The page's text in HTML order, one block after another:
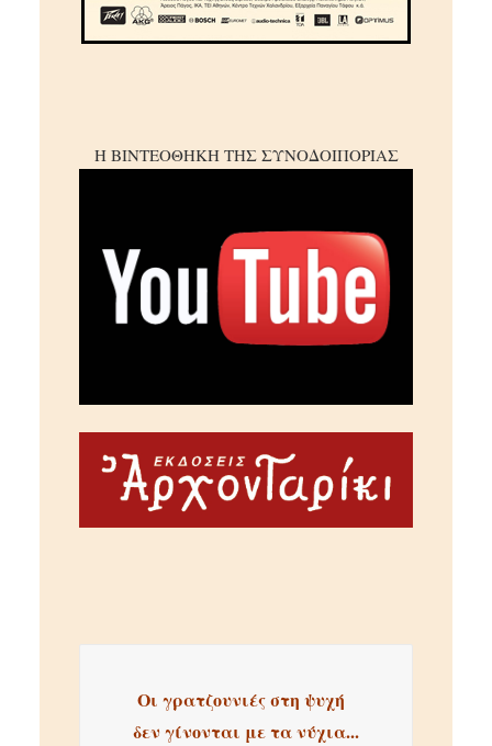
Η ΒΙΝΤΕΟΘΗΚΗ ΤΗΣ ΣΥΝΟΔΟΙΠΟΡΙΑΣ
Οι γρατζουνιές στη ψυχή
δεν γίνονται με τα νύχια...